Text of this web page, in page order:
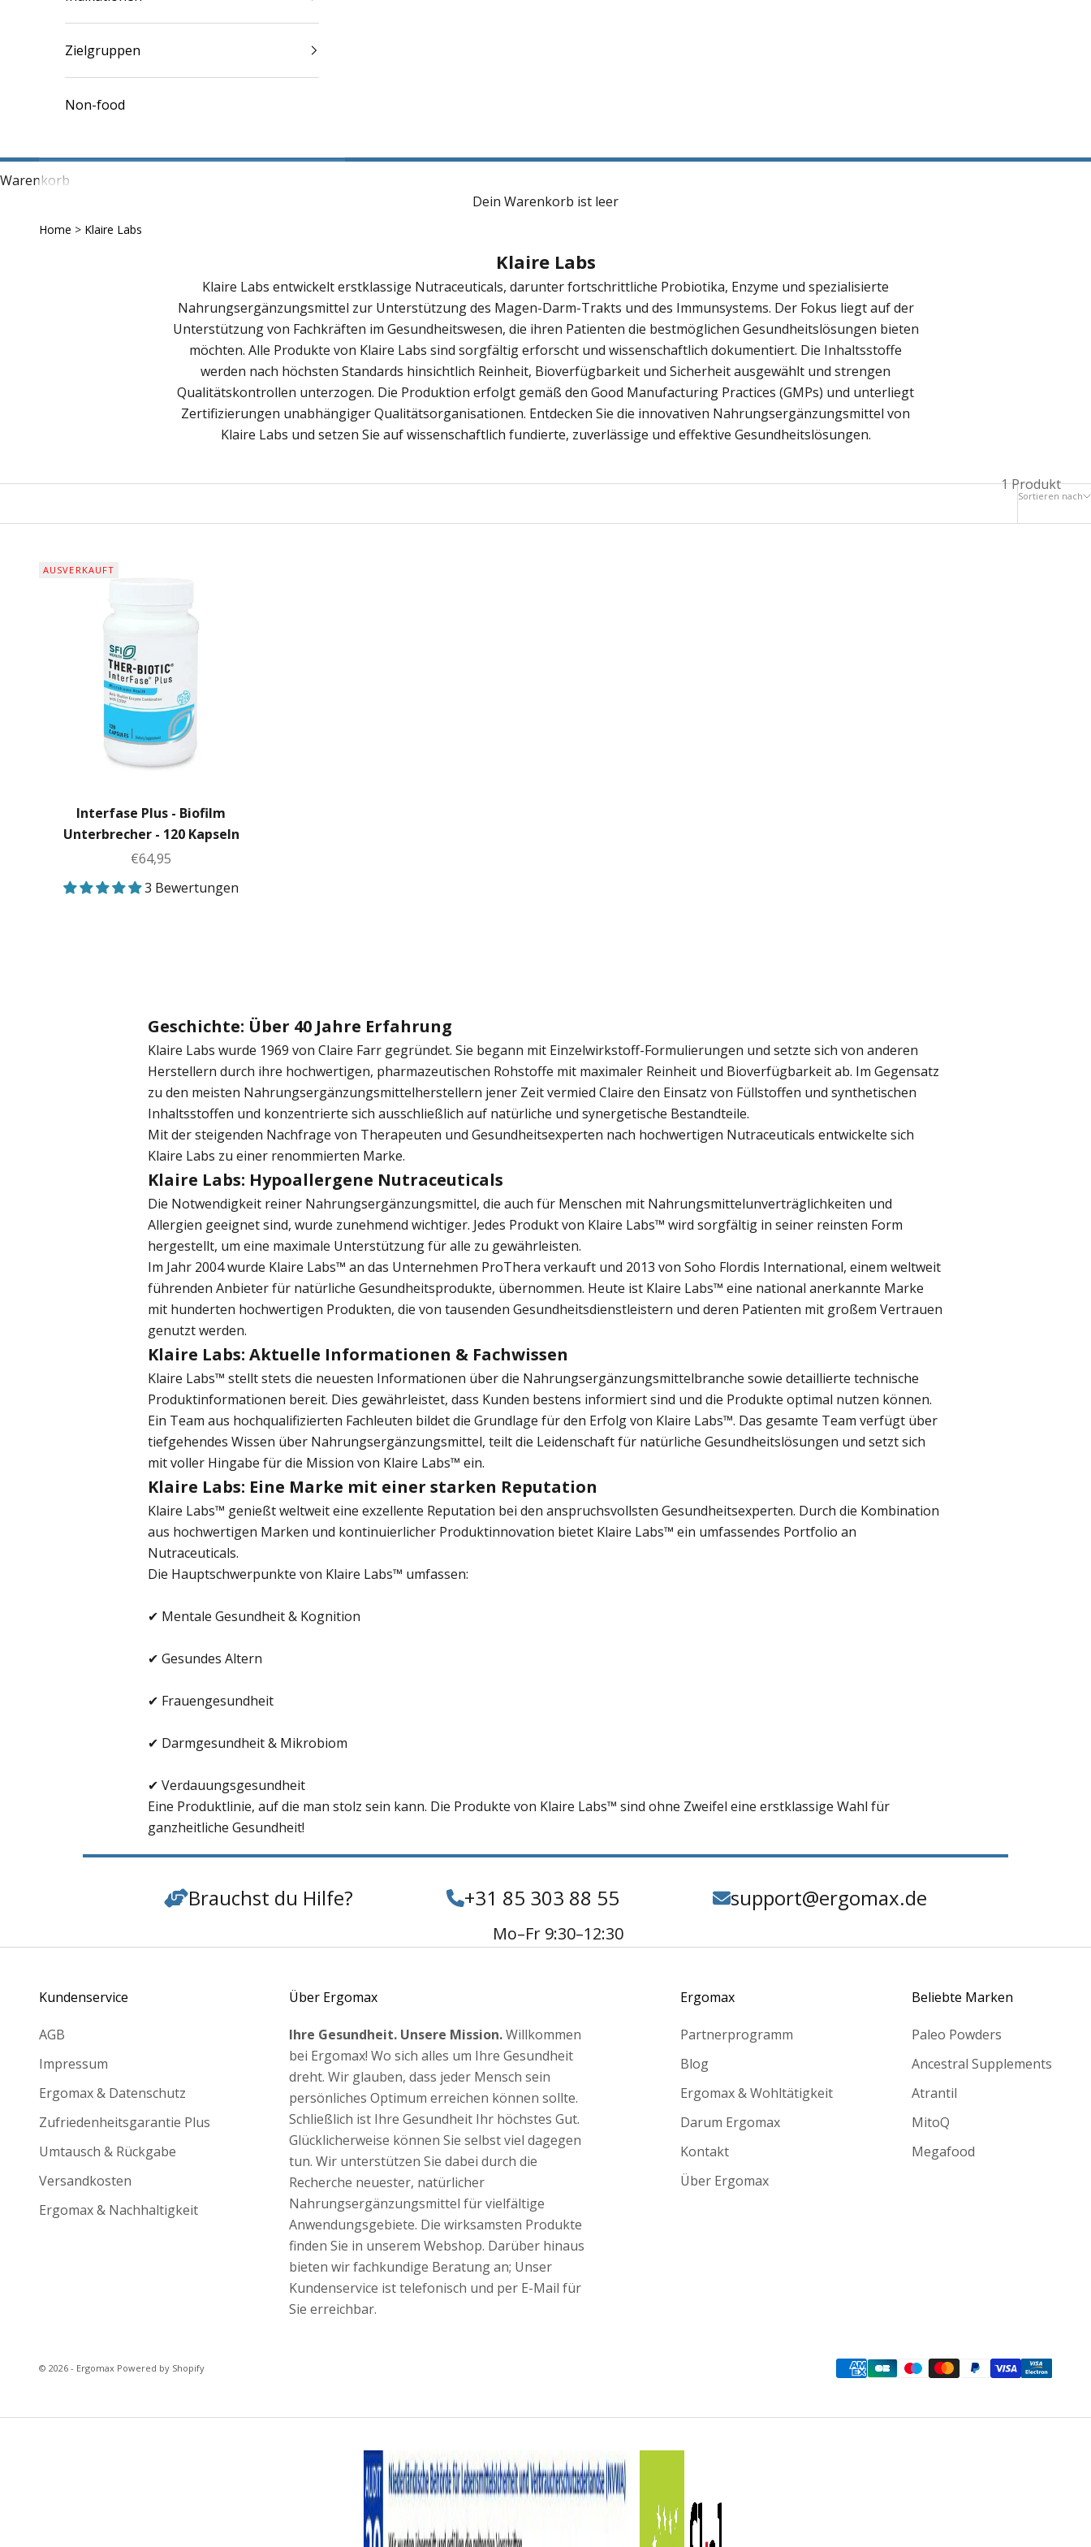
Zielgruppen
Non-food
Warenkorb
Dein Warenkorb ist leer
Home > Klaire Labs
Klaire Labs
Klaire Labs entwickelt erstklassige Nutraceuticals, darunter fortschrittliche Probiotika, Enzyme und spezialisierte
Nahrungsergänzungsmittel zur Unterstützung des Magen-Darm-Trakts und des Immunsystems. Der Fokus liegt auf der
Unterstützung von Fachkräften im Gesundheitswesen, die ihren Patienten die bestmöglichen Gesundheitslösungen bieten
möchten. Alle Produkte von Klaire Labs sind sorgfältig erforscht und wissenschaftlich dokumentiert. Die Inhaltsstoffe
werden nach höchsten Standards hinsichtlich Reinheit, Bioverfügbarkeit und Sicherheit ausgewählt und strengen
Qualitätskontrollen unterzogen. Die Produktion erfolgt gemäß den Good Manufacturing Practices (GMPs) und unterliegt
Zertifizierungen unabhängiger Qualitätsorganisationen. Entdecken Sie die innovativen Nahrungsergänzungsmittel von
Klaire Labs und setzen Sie auf wissenschaftlich fundierte, zuverlässige und effektive Gesundheitslösungen.
Sortieren nach
1 Produkt
AUSVERKAUFT
Interfase Plus - Biofilm
Unterbrecher - 120 Kapseln
Angebot
€64,95
3 Bewertungen
Geschichte: Über 40 Jahre Erfahrung
Klaire Labs wurde 1969 von Claire Farr gegründet. Sie begann mit Einzelwirkstoff-Formulierungen und setzte sich von anderen
Herstellern durch ihre hochwertigen, pharmazeutischen Rohstoffe mit maximaler Reinheit und Bioverfügbarkeit ab. Im Gegensatz
zu den meisten Nahrungsergänzungsmittelherstellern jener Zeit vermied Claire den Einsatz von Füllstoffen und synthetischen
Inhaltsstoffen und konzentrierte sich ausschließlich auf natürliche und synergetische Bestandteile.
Mit der steigenden Nachfrage von Therapeuten und Gesundheitsexperten nach hochwertigen Nutraceuticals entwickelte sich
Klaire Labs zu einer renommierten Marke.
Klaire Labs: Hypoallergene Nutraceuticals
Die Notwendigkeit reiner Nahrungsergänzungsmittel, die auch für Menschen mit Nahrungsmittelunverträglichkeiten und
Allergien geeignet sind, wurde zunehmend wichtiger. Jedes Produkt von Klaire Labs™ wird sorgfältig in seiner reinsten Form
hergestellt, um eine maximale Unterstützung für alle zu gewährleisten.
Im Jahr 2004 wurde Klaire Labs™ an das Unternehmen ProThera verkauft und 2013 von Soho Flordis International, einem weltweit
führenden Anbieter für natürliche Gesundheitsprodukte, übernommen. Heute ist Klaire Labs™ eine national anerkannte Marke
mit hunderten hochwertigen Produkten, die von tausenden Gesundheitsdienstleistern und deren Patienten mit großem Vertrauen
genutzt werden.
Klaire Labs: Aktuelle Informationen & Fachwissen
Klaire Labs™ stellt stets die neuesten Informationen über die Nahrungsergänzungsmittelbranche sowie detaillierte technische
Produktinformationen bereit. Dies gewährleistet, dass Kunden bestens informiert sind und die Produkte optimal nutzen können.
Ein Team aus hochqualifizierten Fachleuten bildet die Grundlage für den Erfolg von Klaire Labs™. Das gesamte Team verfügt über
tiefgehendes Wissen über Nahrungsergänzungsmittel, teilt die Leidenschaft für natürliche Gesundheitslösungen und setzt sich
mit voller Hingabe für die Mission von Klaire Labs™ ein.
Klaire Labs: Eine Marke mit einer starken Reputation
Klaire Labs™ genießt weltweit eine exzellente Reputation bei den anspruchsvollsten Gesundheitsexperten. Durch die Kombination
aus hochwertigen Marken und kontinuierlicher Produktinnovation bietet Klaire Labs™ ein umfassendes Portfolio an
Nutraceuticals.
Die Hauptschwerpunkte von Klaire Labs™ umfassen:
✔ Mentale Gesundheit & Kognition
✔ Gesundes Altern
✔ Frauengesundheit
✔ Darmgesundheit & Mikrobiom
✔ Verdauungsgesundheit
Eine Produktlinie, auf die man stolz sein kann. Die Produkte von Klaire Labs™ sind ohne Zweifel eine erstklassige Wahl für
ganzheitliche Gesundheit!
Brauchst du Hilfe? +31 85 303 88 55 support@ergomax.de
Mo–Fr 9:30–12:30
Kundenservice
AGB
Impressum
Ergomax & Datenschutz
Zufriedenheitsgarantie Plus
Umtausch & Rückgabe
Versandkosten
Ergomax & Nachhaltigkeit
Über Ergomax
Ihre Gesundheit. Unsere Mission.Willkommen
bei Ergomax! Wo sich alles um Ihre Gesundheit
dreht. Wir glauben, dass jeder Mensch sein
persönliches Optimum erreichen können sollte.
Schließlich ist Ihre Gesundheit Ihr höchstes Gut.
Glücklicherweise können Sie selbst viel dagegen
tun. Wir unterstützen Sie dabei durch die
Recherche neuester, natürlicher
Nahrungsergänzungsmittel für vielfältige
Anwendungsgebiete. Die wirksamsten Produkte
finden Sie in unserem Webshop. Darüber hinaus
bieten wir fachkundige Beratung an; Unser
Kundenservice ist telefonisch und per E-Mail für
Sie erreichbar.
Ergomax
Partnerprogramm
Blog
Ergomax & Wohltätigkeit
Darum Ergomax
Kontakt
Über Ergomax
Beliebte Marken
Paleo Powders
Ancestral Supplements
Atrantil
MitoQ
Megafood
© 2026 - Ergomax Powered by Shopify